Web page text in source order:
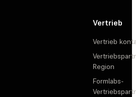
Vertrieb
Vertrieb
Region
Formlabs-